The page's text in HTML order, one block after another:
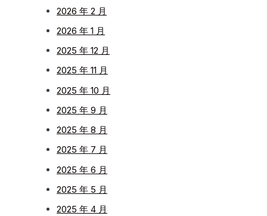
2026 年 2 月
2026 年 1 月
2025 年 12 月
2025 年 11 月
2025 年 10 月
2025 年 9 月
2025 年 8 月
2025 年 7 月
2025 年 6 月
2025 年 5 月
2025 年 4 月